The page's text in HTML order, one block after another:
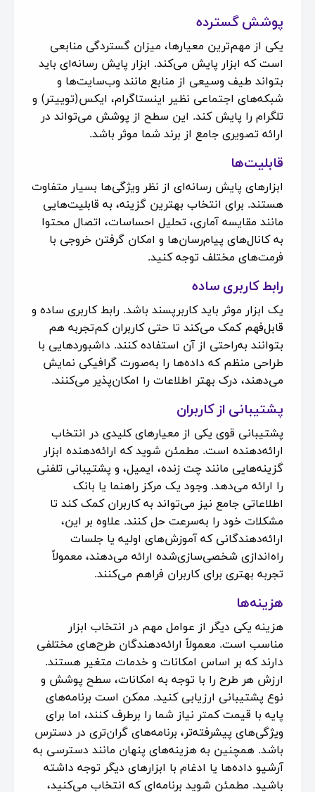
پوشش گسترده
یکی از مهم‌ترین معیارها، میزان گستردگی منابعی
است که ابزار پایش می‌کند. ابزار پایش رسانه‌ای باید
بتواند طیف وسیعی از منابع مانند وب‌سایت‌ها و
شبکه‌های اجتماعی نظیر اینستاگرام، ایکس(توییتر) و
تلگرام را پایش کند. این سطح از پوشش می‌تواند در
ارائه تصویری جامع از برند شما موثر باشد.
قابلیت‌ها
ابزارهای پایش رسانه‌ای از نظر ویژگی‌ها بسیار متفاوت
هستند. برای انتخاب بهترین گزینه، به قابلیت‌هایی
مانند مقایسه آماری، تحلیل احساسات، اتصال محتوا
به کانال‌های پیام‌رسان‌ها و امکان گرفتن خروجی با
فرمت‌های مختلف توجه کنید.
رابط کاربری ساده
یک ابزار موثر باید کاربرپسند باشد. رابط کاربری ساده و
قابل‌فهم کمک می‌کند تا حتی کاربران کم‌تجربه هم
بتوانند به‌راحتی از آن استفاده کنند. داشبوردهایی با
طراحی منظم که داده‌ها را به‌صورت گرافیکی نمایش
می‌دهند، درک بهتر اطلاعات را امکان‌پذیر می‌کنند.
پشتیبانی از کاربران
پشتیبانی قوی یکی از معیارهای کلیدی در انتخاب
ارائه‌دهنده است. مطمئن شوید که ارائه‌دهنده ابزار
گزینه‌هایی مانند چت زنده، ایمیل، و پشتیبانی تلفنی
را ارائه می‌دهد. وجود یک مرکز راهنما یا بانک
اطلاعاتی جامع نیز می‌تواند به کاربران کمک کند تا
مشکلات خود را به‌سرعت حل کنند. علاوه بر این،
ارائه‌دهندگانی که آموزش‌های اولیه یا جلسات
راه‌اندازی شخصی‌سازی‌شده ارائه می‌دهند، معمولاً
تجربه بهتری برای کاربران فراهم می‌کنند.
هزینه‌ها
هزینه یکی دیگر از عوامل مهم در انتخاب ابزار
مناسب است. معمولاً ارائه‌دهندگان طرح‌های مختلفی
دارند که بر اساس امکانات و خدمات متغیر هستند.
ارزش هر طرح را با توجه به امکانات، سطح پوشش و
نوع پشتیبانی ارزیابی کنید. ممکن است برنامه‌های
پایه با قیمت کمتر نیاز شما را برطرف کنند، اما برای
ویژگی‌های پیشرفته‌تر، برنامه‌های گران‌تری در دسترس
باشد. همچنین به هزینه‌های پنهان مانند دسترسی به
آرشیو داده‌ها یا ادغام با ابزارهای دیگر توجه داشته
باشید. مطمئن شوید برنامه‌ای که انتخاب می‌کنید،